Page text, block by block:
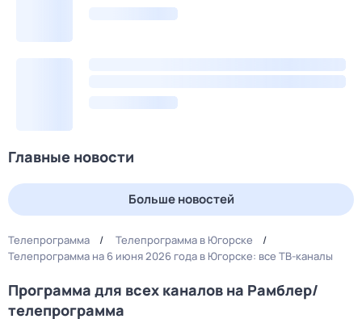
Главные новости
Больше новостей
Телепрограмма
Телепрограмма в Югорске
Телепрограмма на 6 июня 2026 года в Югорске: все ТВ-каналы
Программа для всех каналов на Рамблер/
телепрограмма